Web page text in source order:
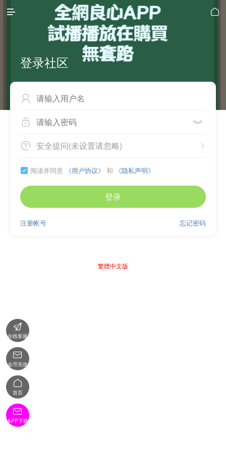
 
登录社区

 
 
安全提问(未设置请忽略)
 阅读并同意 《用户协议》 和 《隐私声明》
登录
忘记密码
注册帐号
繁體中文版

在线客服

金币充值

首页

APP下载